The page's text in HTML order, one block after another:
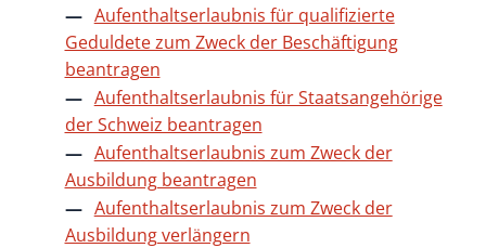
Aufenthaltserlaubnis für qualifizierte
Geduldete zum Zweck der Beschäftigung
beantragen
Aufenthaltserlaubnis für Staatsangehörige
der Schweiz beantragen
Aufenthaltserlaubnis zum Zweck der
Ausbildung beantragen
Aufenthaltserlaubnis zum Zweck der
Ausbildung verlängern